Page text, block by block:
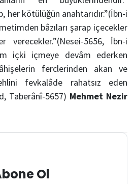
her kötülüğün anahtarıdır.”(İbn-i
bâzıları şarap içecekler
5656, İbn-i
içki içmeye devâm ederken
ferclerinden akan ve
fevkalâde rahatsız eden
Taberânî-5657) Mehmet Nezir
Ol